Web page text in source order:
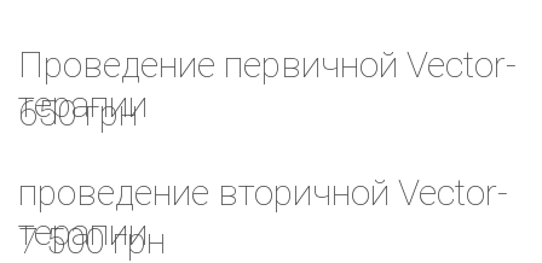
650 грн
Проведение первичной Vector-
терапии
7 500 грн
проведение вторичной Vector-
терапии